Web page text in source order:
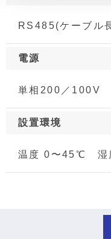
RS485(ケーブル
電源
単相200／
設置環境
温度 0〜45℃ 湿